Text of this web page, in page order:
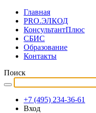
Главная
PRO.ЭЛКОД
КонсультантПлюс
СБИС
Образование
Контакты
Поиск
+7 (495) 234-36-61
Вход